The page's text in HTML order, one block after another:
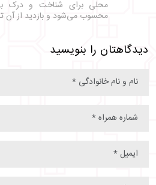
محلی برای شناخت و درک
محسوب می‌شود و بازدید از
دیدگاهتان را بنویسید